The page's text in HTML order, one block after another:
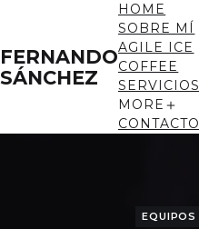
FERNANDO
SÁNCHEZ
HOME
SOBRE MÍ
AGILE ICE
COFFEE
SERVICIOS
MORE
CONTACTO
EQUIPOS